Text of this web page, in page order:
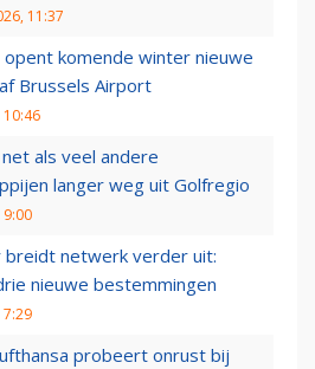
11:37
opent komende winter nieuwe
Brussels Airport
10:46
als veel andere
langer weg uit Golfregio
9:00
breidt netwerk verder uit:
nieuwe bestemmingen
7:29
probeert onrust bij